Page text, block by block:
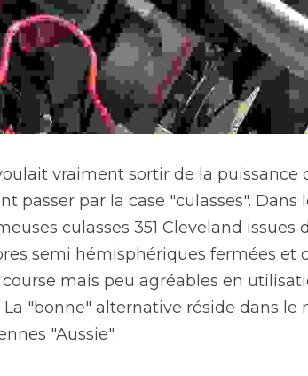
vraiment sortir de la puissance
passer par la case "culasses". Dans
culasses 351 Cleveland issues
semi hémisphériques fermées et
mais peu agréables en
"bonne" alternative réside dans le
"Aussie".